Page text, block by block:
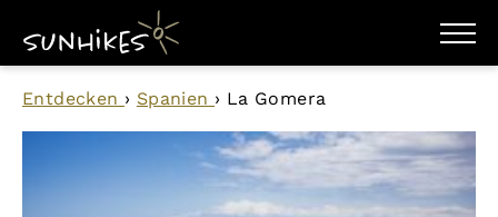
WANDERZIELE
WANDERUNGEN
ENTDECKEN
Entdecken › Spanien › La Gomera